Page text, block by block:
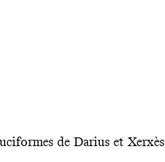
de Darius et Xerxès